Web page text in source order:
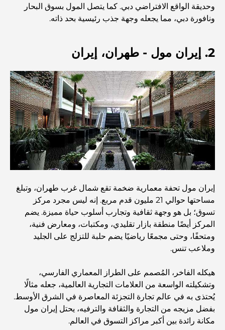
أغلى سيارة لامبورغيني على الإطلاق: قائمة هواة الجمع
أغلى مدارس جيمس في دبي: دليل شامل للآباء
أفضل المطاعم الهندية في دبي: رحلة طهي
اكتشف ممشى نخلة جميرا: جولة بين الفخامة والإطلالات الخلابة
أفضل المناطق للسكن في دبي مع العائلة: اكتشف أفضل
الخيارات
فنادق الخمس نجوم في دبي: فخامة لا مثيل لها لكل مسافر
وحديقة الواقع الافتراضي دبي. كما يتصل المول بسوق البحار
ونافورة دبي، مما يجعله وجهة جذب رئيسية بحد ذاته.
2. إيران مول - طهران، إيران
إيران مول تحفة معمارية ضخمة تقع شمال غرب طهران، وتبلغ
مساحتها حوالي 21 مليون قدم مربع. إنه ليس مجرد مركز
تسوق؛ بل هو وجهة ثقافية وتجارب أسلوب حياة مميزة. يضم
المركز أيضًا منطقة بازار تقليدي، ومكتبات، ومعارض فنية،
ومتحفًا، وحتى مجمعًا رياضيًا يضم حلبة للتزلج على الجليد
وملاعب تنس.
هيكله الفاخر، المُصمم على الطراز المعماري الفارسي،
وتشكيلته الواسعة من العلامات التجارية العالمية، جعله مثالًا
يُحتذى به في عالم تجارة التجزئة المعاصرة في الشرق الأوسط.
بفضل مزيجه من التجارة والثقافة والترفيه، يحتل إيران مول
مكانة رائدة بين أكبر مراكز التسوق في العالم.